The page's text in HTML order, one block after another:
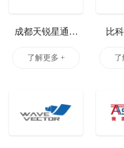
成都天锐星通科
技股份有限公司
了解更多 +
比
（杭
了